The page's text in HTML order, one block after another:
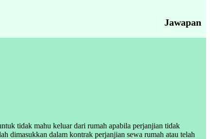
Jawapan
tidak mahu keluar dari rumah apabila perjanjian tidak
dimasukkan dalam kontrak perjanjian sewa rumah atau telah